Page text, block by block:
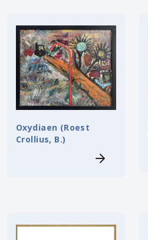
Oxydiaen (Roest
Crollius, B.)